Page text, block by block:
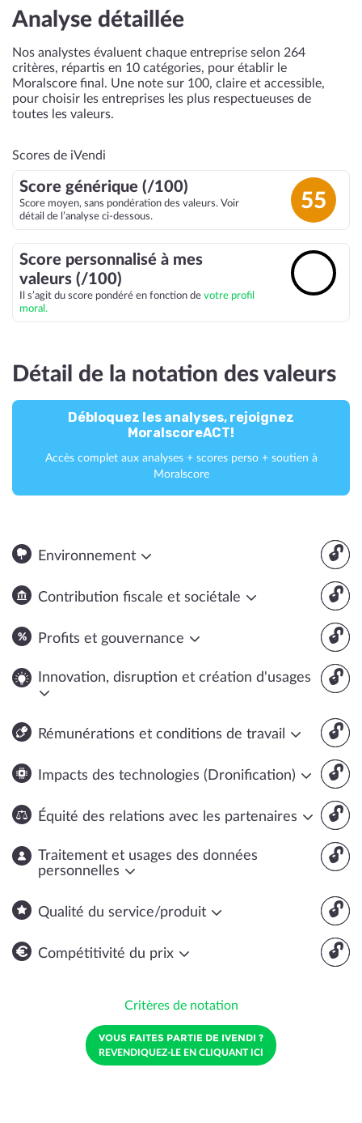
Analyse détaillée
Nos analystes évaluent chaque entreprise selon 264
critères, répartis en 10 catégories, pour établir le
Moralscore final. Une note sur 100, claire et accessible,
pour choisir les entreprises les plus respectueuses de
toutes les valeurs.
Scores de iVendi
Score générique (/100)
Score moyen, sans pondération des valeurs. Voir
détail de l’analyse ci-dessous.
55
Score personnalisé à mes
valeurs (/100)
Il s’agit du score pondéré en fonction de votre profil
moral.
Détail de la notation des valeurs
Débloquez les analyses, rejoignez
MoralscoreACT!
Accès complet aux analyses + scores perso + soutien à
Moralscore
🔓
Environnement
🔓
Contribution fiscale et sociétale
🔓
Profits et gouvernance
🔓
Innovation, disruption et création d'usages
🔓
Rémunérations et conditions de travail
🔓
Impacts des technologies (Dronification)
🔓
Équité des relations avec les partenaires
🔓
Traitement et usages des données
personnelles
🔓
Qualité du service/produit
🔓
Compétitivité du prix
Critères de notation
VOUS FAITES PARTIE DE IVENDI ?
REVENDIQUEZ-LE EN CLIQUANT ICI